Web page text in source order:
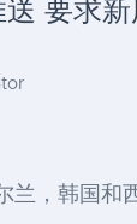
要求新
兰，韩国和